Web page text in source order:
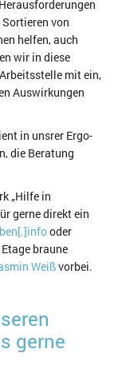
von
helfen, auch
wir in diese
mit ein,
Auswirkungen
in unsrer Ergo-
die Beratung
„Hilfe in
gerne direkt ein
oder
braune
Weißvorbei.
gerne